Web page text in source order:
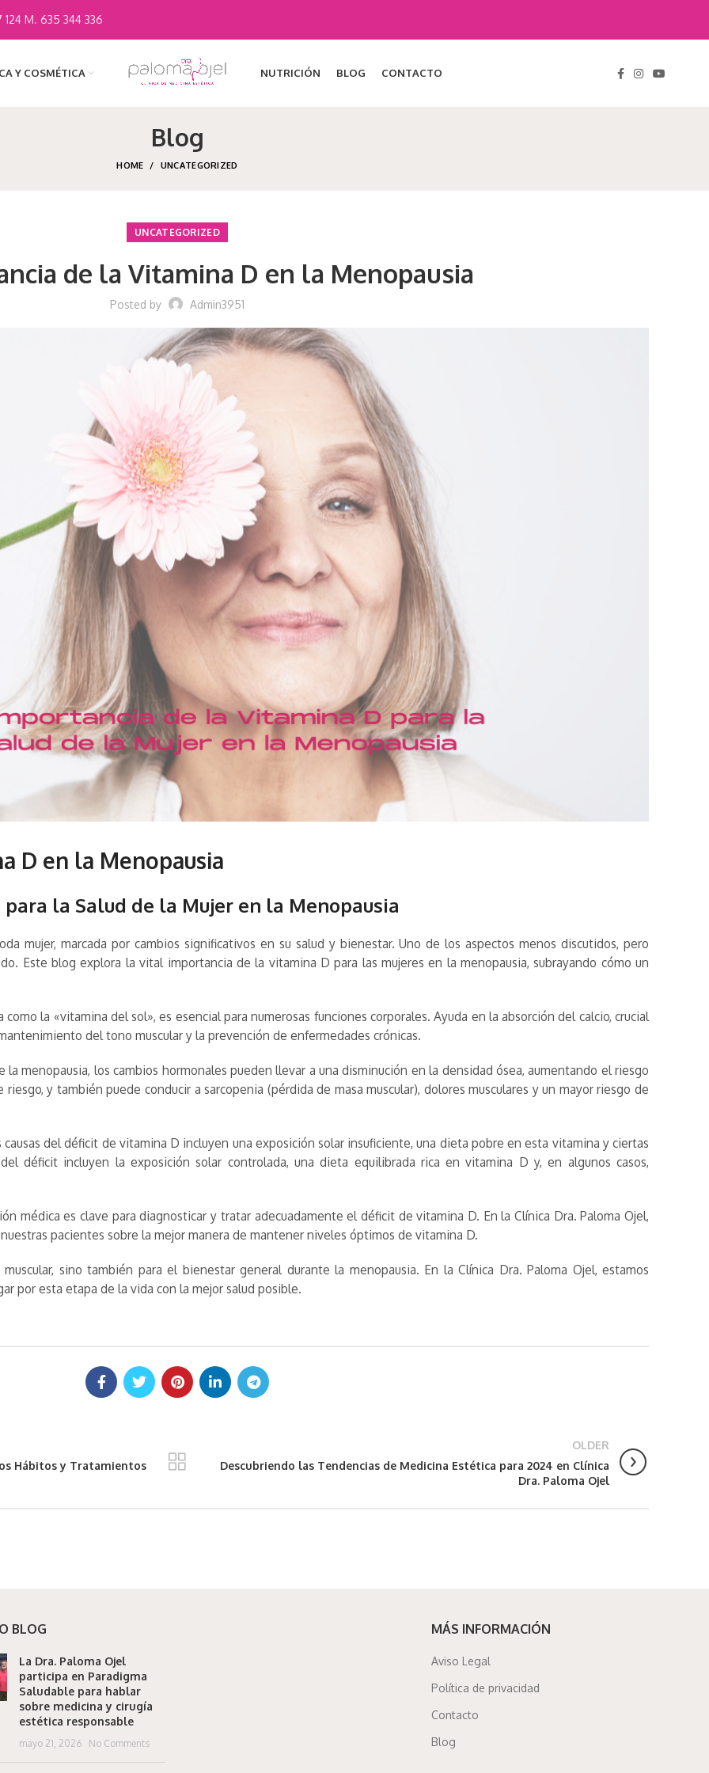
Y COSMÉTICA NUTRICIÓN BLOG CONTACTO
Blog
HOME UNCATEGORIZED
UNCATEGORIZED
de la Vitamina D en la Menopausia
Posted by Admin3951
D en la Menopausia
la Salud de la Mujer en la Menopausia
mujer, marcada por cambios significativos en su salud y bienestar. Uno de los aspectos menos discutidos, pero
Este blog explora la vital importancia de la vitamina D para las mujeres en la menopausia, subrayando cómo un
la «vitamina del sol», es esencial para numerosas funciones corporales. Ayuda en la absorción del calcio, crucial
del tono muscular y la prevención de enfermedades crónicas.
la menopausia, los cambios hormonales pueden llevar a una disminución en la densidad ósea, aumentando el riesgo
y también puede conducir a sarcopenia (pérdida de masa muscular), dolores musculares y un mayor riesgo de
causas del déficit de vitamina D incluyen una exposición solar insuficiente, una dieta pobre en esta vitamina y ciertas
déficit incluyen la exposición solar controlada, una dieta equilibrada rica en vitamina D y, en algunos casos,
médica es clave para diagnosticar y tratar adecuadamente el déficit de vitamina D. En la Clínica Dra. Paloma Ojel,
pacientes sobre la mejor manera de mantener niveles óptimos de vitamina D.
sino también para el bienestar general durante la menopausia. En la Clínica Dra. Paloma Ojel, estamos
por esta etapa de la vida con la mejor salud posible.
Hábitos y Tratamientos
OLDER
Descubriendo las Tendencias de Medicina Estética para 2024 en Clínica
Dra. Paloma Ojel
BLOG
La Dra. Paloma Ojel
participa en Paradigma
Saludable para hablar
sobre medicina y cirugía
estética responsable
mayo 21, 2026 No Comments
MÁS INFORMACIÓN
Aviso Legal
Política de privacidad
Contacto
Blog
124 M. 635 344 336